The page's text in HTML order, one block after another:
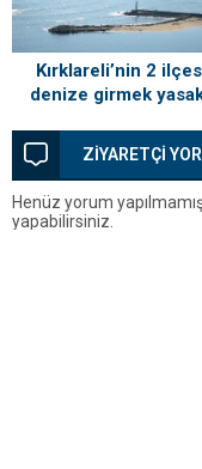
Kırklareli’nin 2
denize girmek
ZİYARETÇİ
Henüz yorum
yapabilirsiniz.